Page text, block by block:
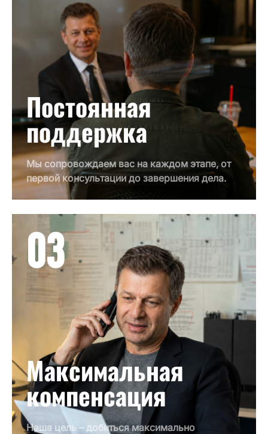
Постоянная
поддержка
Мы сопровождаем вас на каждом этапе, от
первой консультации до завершения дела.
03
Максимальная
компенсация
Наша цель – добиться максимально